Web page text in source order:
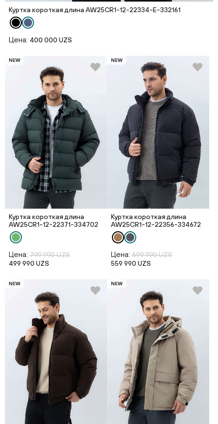
Куртка короткая длина AW25CR1-12-22334-E-332161
Цена: 400 000 UZS
NEW
Куртка короткая длина
AW25CR1-12-22371-334702
Цена: 799 990 UZS
499 990 UZS
NEW
Куртка короткая длина
AW25CR1-12-22356-334672
Цена: 699 990 UZS
559 990 UZS
NEW NEW